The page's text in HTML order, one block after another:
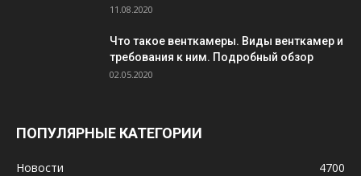
11.08.2020
Что такое венткамеры. Виды венткамер и
требования к ним. Подробный обзор
02.05.2020
ПОПУЛЯРНЫЕ КАТЕГОРИИ
Новости
4700